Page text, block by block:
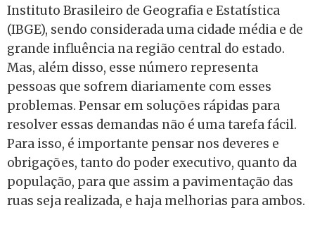
Instituto Brasileiro de Geografia e Estatística
(IBGE), sendo considerada uma cidade média e de
grande influência na região central do estado.
Mas, além disso, esse número representa
pessoas que sofrem diariamente com esses
problemas. Pensar em soluções rápidas para
resolver essas demandas não é uma tarefa fácil.
Para isso, é importante pensar nos deveres e
obrigações, tanto do poder executivo, quanto da
população, para que assim a pavimentação das
ruas seja realizada, e haja melhorias para ambos.